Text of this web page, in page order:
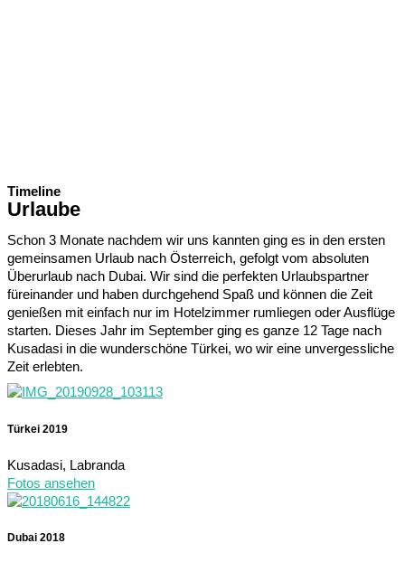
Timeline
Urlaube
Schon 3 Monate nachdem wir uns kannten ging es in den ersten
gemeinsamen Urlaub nach Österreich, gefolgt vom absoluten
Überurlaub nach Dubai. Wir sind die perfekten Urlaubspartner
füreinander und haben durchgehend Spaß und können die Zeit
genießen mit einfach nur im Hotelzimmer rumliegen oder Ausflüge
starten. Dieses Jahr im September ging es ganze 12 Tage nach
Kusadasi in die wunderschöne Türkei, wo wir eine unvergessliche
Zeit erlebten.
Türkei 2019
Kusadasi, Labranda
Fotos ansehen
Dubai 2018